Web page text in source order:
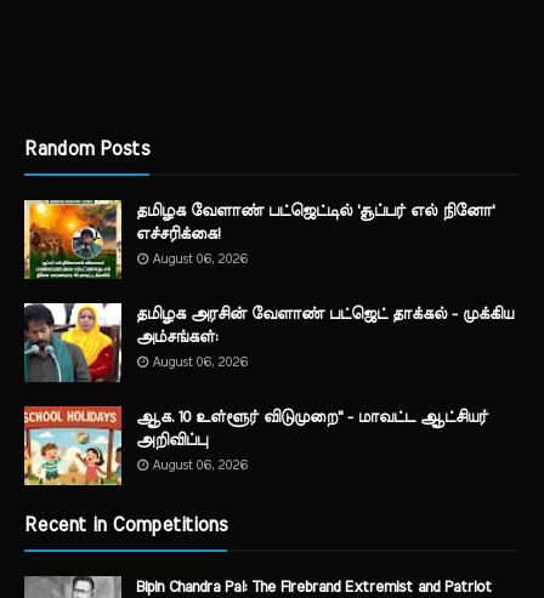
Random Posts
தமிழக வேளாண் பட்ஜெட்டில் 'சூப்பர் எல் நினோ'
எச்சரிக்கை!
August 06, 2026
தமிழக அரசின் வேளாண் பட்ஜெட் தாக்கல் - முக்கிய
அம்சங்கள்:
August 06, 2026
ஆக. 10 உள்ளூர் விடுமுறை" - மாவட்ட ஆட்சியர்
அறிவிப்பு
August 06, 2026
Recent in Competitions
Bipin Chandra Pal: The Firebrand Extremist and Patriot